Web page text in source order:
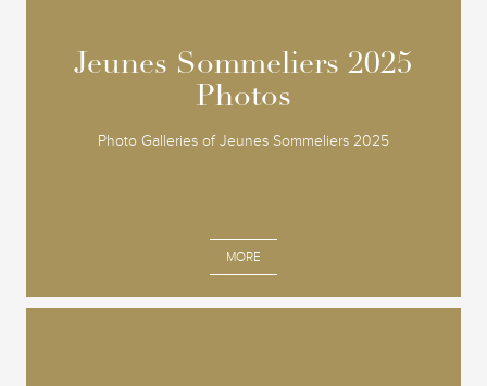
Jeunes Sommeliers 2025
Photos
Photo Galleries of Jeunes Sommeliers 2025
MORE
Jeunes Sommeliers 2025
Photos